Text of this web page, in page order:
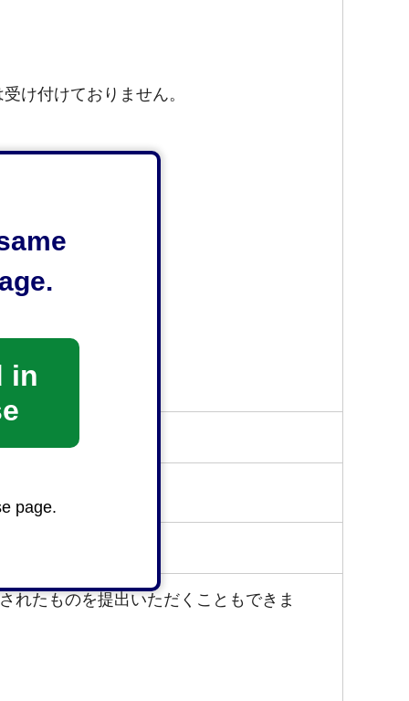
in
page.
け付けておりません。
れたものを提出いただくこともできま